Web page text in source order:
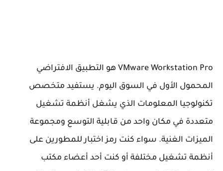
VMware Workstation Pro هو التطبيق الافتراضي
المحمول الأول في السوق اليوم. يستفيد متخصص
تكنولوجيا المعلومات الذي يشغل أنظمة تشغيل
متعددة في مكان واحد من قابلية التوسع ومجموعة
الميزات الغنية. سواء كنت رمز اختبار للمطورين على
أنظمة تشغيل مختلفة أو كنت أحد أعضاء مكتب